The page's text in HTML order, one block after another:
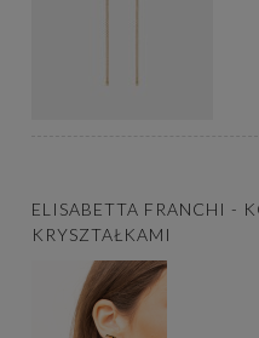
ELISABETTA FRANCHI -
KRYSZTAŁKAMI